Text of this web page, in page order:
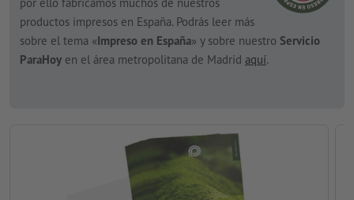
productos impresos en España. Podrás leer más
sobre el tema «Impreso en España» y sobre nuestro Servicio
ParaHoy en el área metropolitana de Madrid aquí.